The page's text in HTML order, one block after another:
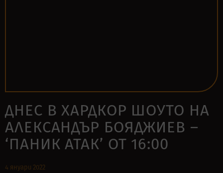
ДНЕС В ХАРДКОР ШОУТО НА
АЛЕКСАНДЪР БОЯДЖИЕВ –
‘ПАНИК АТАК’ ОТ 16:00
4 януари 2022